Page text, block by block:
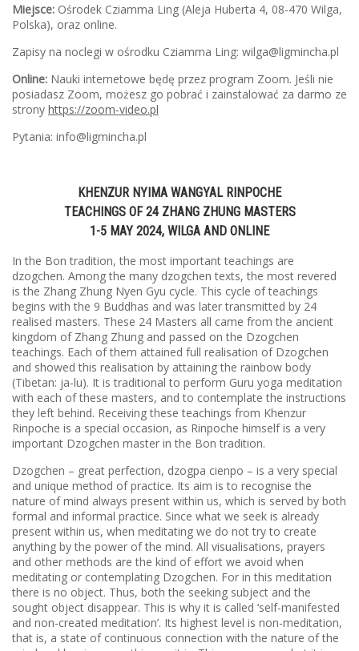
Miejsce: Ośrodek Cziamma Ling (Aleja Huberta 4, 08-470 Wilga,
Polska), oraz online.
Zapisy na noclegi w ośrodku Cziamma Ling: wilga@ligmincha.pl
Online: Nauki internetowe będę przez program Zoom. Jeśli nie
posiadasz Zoom, możesz go pobrać i zainstalować za darmo ze
strony https://zoom-video.pl
Pytania: info@ligmincha.pl
KHENZUR NYIMA WANGYAL RINPOCHE
TEACHINGS OF 24 ZHANG ZHUNG MASTERS
1-5 MAY 2024, WILGA AND ONLINE
In the Bon tradition, the most important teachings are
dzogchen. Among the many dzogchen texts, the most revered
is the Zhang Zhung Nyen Gyu cycle. This cycle of teachings
begins with the 9 Buddhas and was later transmitted by 24
realised masters. These 24 Masters all came from the ancient
kingdom of Zhang Zhung and passed on the Dzogchen
teachings. Each of them attained full realisation of Dzogchen
and showed this realisation by attaining the rainbow body
(Tibetan: ja-lu). It is traditional to perform Guru yoga meditation
with each of these masters, and to contemplate the instructions
they left behind. Receiving these teachings from Khenzur
Rinpoche is a special occasion, as Rinpoche himself is a very
important Dzogchen master in the Bon tradition.
Dzogchen – great perfection, dzogpa cienpo – is a very special
and unique method of practice. Its aim is to recognise the
nature of mind always present within us, which is served by both
formal and informal practice. Since what we seek is already
present within us, when meditating we do not try to create
anything by the power of the mind. All visualisations, prayers
and other methods are the kind of effort we avoid when
meditating or contemplating Dzogchen. For in this meditation
there is no object. Thus, both the seeking subject and the
sought object disappear. This is why it is called ‘self-manifested
and non-created meditation’. Its highest level is non-meditation,
that is, a state of continuous connection with the nature of the